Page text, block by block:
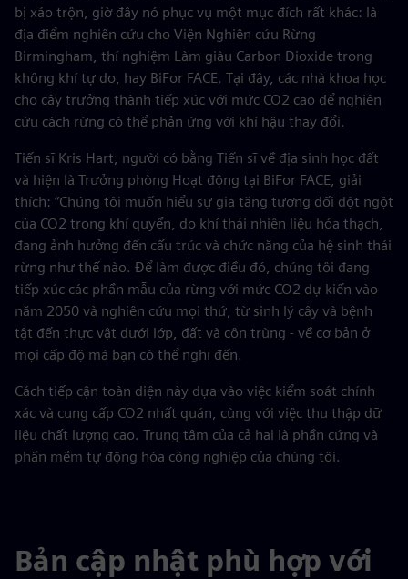
bị xáo trộn, giờ đây nó phục vụ một mục đích rất khác: là
địa điểm nghiên cứu cho Viện Nghiên cứu Rừng
Birmingham, thí nghiệm Làm giàu Carbon Dioxide trong
không khí tự do, hay BiFor FACE. Tại đây, các nhà khoa học
cho cây trưởng thành tiếp xúc với mức CO2 cao để nghiên
cứu cách rừng có thể phản ứng với khí hậu thay đổi.
Tiến sĩ Kris Hart, người có bằng Tiến sĩ về địa sinh học đất
và hiện là Trưởng phòng Hoạt động tại BiFor FACE, giải
thích: “Chúng tôi muốn hiểu sự gia tăng tương đối đột ngột
của CO2 trong khí quyển, do khí thải nhiên liệu hóa thạch,
đang ảnh hưởng đến cấu trúc và chức năng của hệ sinh thái
rừng như thế nào. Để làm được điều đó, chúng tôi đang
tiếp xúc các phần mẫu của rừng với mức CO2 dự kiến vào
năm 2050 và nghiên cứu mọi thứ, từ sinh lý cây và bệnh
tật đến thực vật dưới lớp, đất và côn trùng - về cơ bản ở
mọi cấp độ mà bạn có thể nghĩ đến.
Cách tiếp cận toàn diện này dựa vào việc kiểm soát chính
xác và cung cấp CO2 nhất quán, cùng với việc thu thập dữ
liệu chất lượng cao. Trung tâm của cả hai là phần cứng và
phần mềm tự động hóa công nghiệp của chúng tôi.
Bản cập nhật phù hợp với